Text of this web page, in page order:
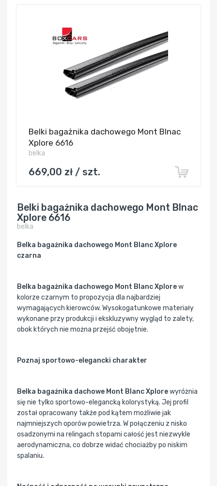
Belki bagażnika dachowego Mont Blnac
Xplore 6616
belka
669,00 zł / szt.
Belki bagażnika dachowego Mont Blnac
Xplore 6616
belka
Belka bagażnika dachowego Mont Blanc Xplore
czarna
Belka bagażnika dachowego Mont Blanc Xplorew
kolorze czarnym to propozycja dla najbardziej
wymagających kierowców. Wysokogatunkowe materiały
wykonane przy produkcji i ekskluzywny wygląd to zalety,
obok których nie można przejść obojętnie.
Poznaj sportowo-elegancki charakter
Belka bagażnika dachowe Mont Blanc Xplorewyróżnia
się nie tylko sportowo-elegancką kolorystyką. Jej profil
został opracowany także pod kątem możliwie jak
najmniejszych oporów powietrza. W połączeniu z nisko
osadzonymi na relingach stopami całość jest niezwykle
aerodynamiczna, co dobrze widać chociażby po niskim
spalaniu.